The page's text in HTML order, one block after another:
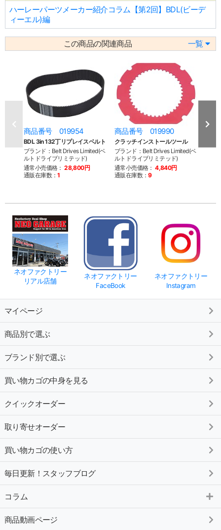
ハーレーパーツメーカー紹介コラム【第2回】BDL(ビーデ
ィーエル)編
この商品の関連商品 一覧
商品番号 019954
BDL 3in 132丁リプレイスベルト
ブランド：Belt Drives Limited(ベ
ルトドライブリミテッド)
通常小売価格： 28,800円
通販在庫数：1
商品番号 019990
クラッチインストールツール
ブランド：Belt Drives Limited(ベ
ルトドライブリミテッド)
通常小売価格： 4,840円
通販在庫数：9
ネオファクトリー
リアル店舗
ネオファクトリー
FaceBook
ネオファクトリー
Instagram
マイページ
商品別で選ぶ
ブランド別で選ぶ
買い物カゴの中身を見る
クイックオーダー
取り寄せオーダー
買い物カゴの使い方
毎日更新！スタッフブログ
コラム
商品動画ページ